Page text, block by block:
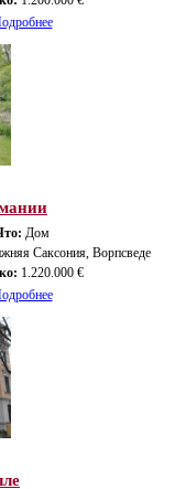
Дом
Саксония, Ворпсведе
1.220.000 €